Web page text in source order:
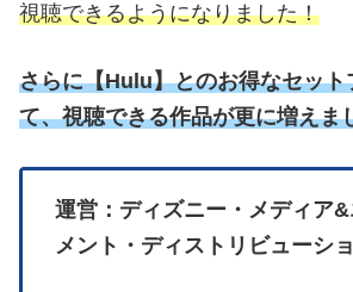
視聴できるようになりました！
さらに【Hulu】とのお得なセット
て、視聴できる作品が更に増えま
運営：ディズニー・メディア
メント・ディストリビューシ